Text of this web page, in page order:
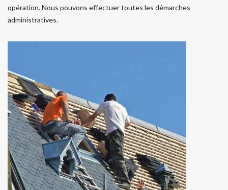
opération. Nous pouvons effectuer toutes les démarches
administratives.